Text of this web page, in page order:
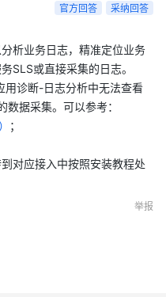
官方回答 采纳回答
析业务日志，精准定位业务
SLS或直接采集的日志。
用诊断-日志分析中无法查看
据采集。可以参考：
；
对应接入中按照安装教程处
举报